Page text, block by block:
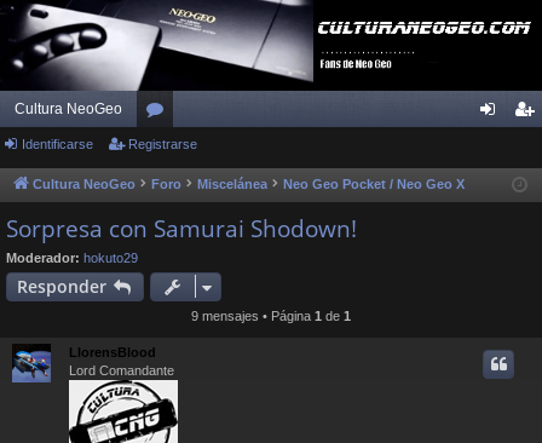
Cultura NeoGeo
or
os ist
Identificarse Registrarse
Cultura NeoGeo Foro Miscelánea Neo Geo Pocket / Neo Geo X
Sorpresa con Samurai Shodown!
Moderador: hokuto29
Responder
9 mensajes • Página 1 de 1
LlorensBlood
Lord Comandante